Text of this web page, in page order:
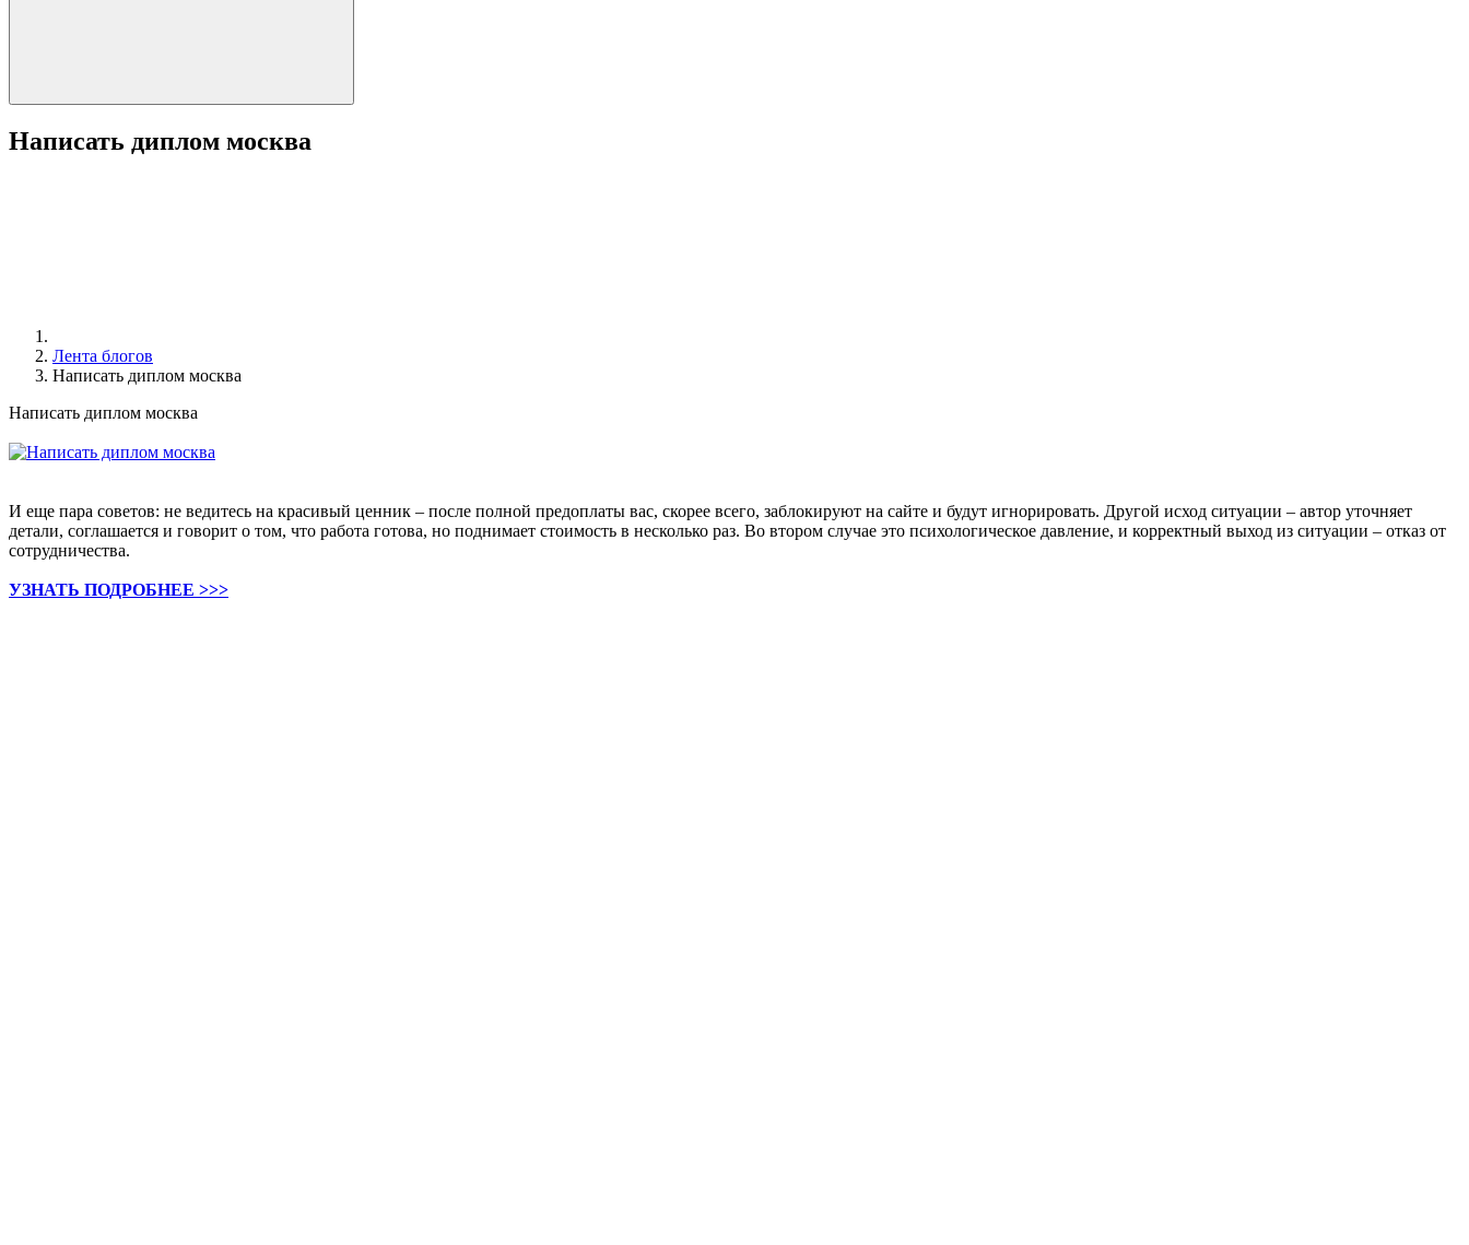
Написать диплом москва
Лента блогов
Написать диплом москва
Написать диплом москва
И еще пара советов: не ведитесь на красивый ценник – после полной предоплаты вас, скорее всего, заблокируют на сайте и будут игнорировать. Другой исход ситуации – автор уточняет
детали, соглашается и говорит о том, что работа готова, но поднимает стоимость в несколько раз. Во втором случае это психологическое давление, и корректный выход из ситуации – отказ от
сотрудничества.
УЗНАТЬ ПОДРОБНЕЕ >>>